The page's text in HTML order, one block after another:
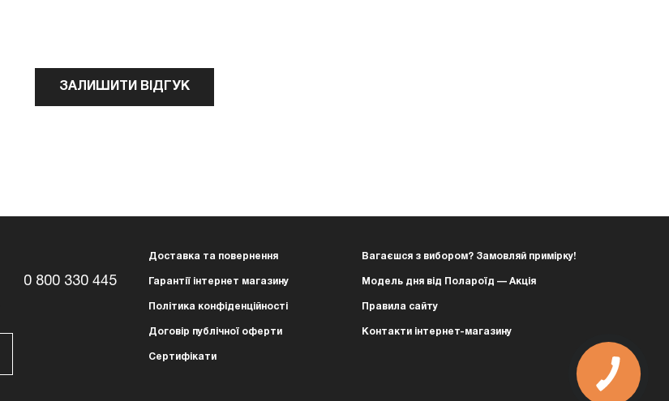
ЗАЛИШИТИ ВІДГУК
0 800 330 445
Доставка та повернення
Гарантії інтернет магазину
Політика конфіденційності
Договір публічної оферти
Сертифікати
Вагаєшся з вибором? Замовляй примірку!
Модель дня від Полароїд — Акція
Правила сайту
Контакти інтернет-магазину